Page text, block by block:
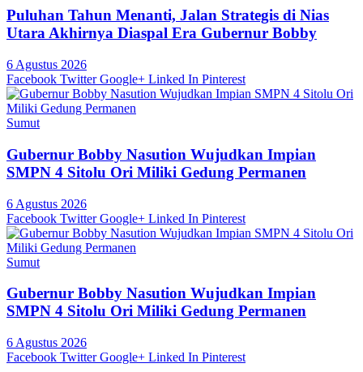
Puluhan Tahun Menanti, Jalan Strategis di Nias
Utara Akhirnya Diaspal Era Gubernur Bobby
6 Agustus 2026
Facebook Twitter Google+ Linked In Pinterest
Sumut
Gubernur Bobby Nasution Wujudkan Impian
SMPN 4 Sitolu Ori Miliki Gedung Permanen
6 Agustus 2026
Facebook Twitter Google+ Linked In Pinterest
Sumut
Gubernur Bobby Nasution Wujudkan Impian
SMPN 4 Sitolu Ori Miliki Gedung Permanen
6 Agustus 2026
Facebook Twitter Google+ Linked In Pinterest